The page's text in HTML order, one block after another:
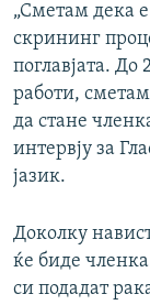
„Сметам дека
скрининг
поглавјата. До
работи,
да стане
интервју за
јазик.
Доколку
ќе биде
си подадат